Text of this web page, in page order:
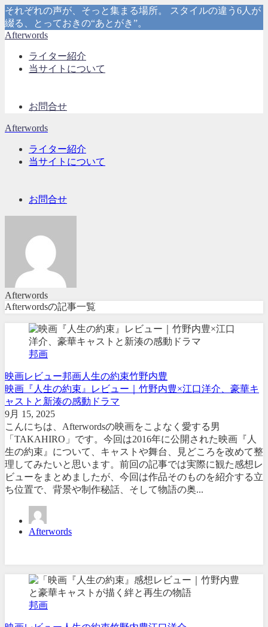
それぞれの声が、そっと集まる場所。 スタイルの違う6人が
綴る、とっておきの“あとがき”。
Afterwords
ライター紹介
当サイトについて
お問合せ
Afterwords
ライター紹介
当サイトについて
お問合せ
Afterwords
Afterwordsの記事一覧
邦画
映画レビュー邦画人生の約束竹野内豊
映画『人生の約束』レビュー｜竹野内豊×江口洋介、豪華キ
ャストと新湊の感動ドラマ
9月 15, 2025
こんにちは、Afterwordsの映画をこよなく愛する男
「TAKAHIRO」です。今回は2016年に公開された映画『人
生の約束』について、キャストや舞台、見どころを改めて整
理してみたいと思います。前回の記事では実際に観た感想レ
ビューをまとめましたが、今回は作品そのものを紹介する立
ち位置で、背景や制作秘話、そして物語の奥...
Afterwords
邦画